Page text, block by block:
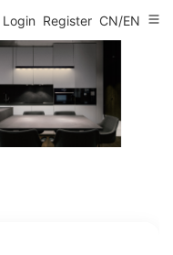
Login Register CN/EN